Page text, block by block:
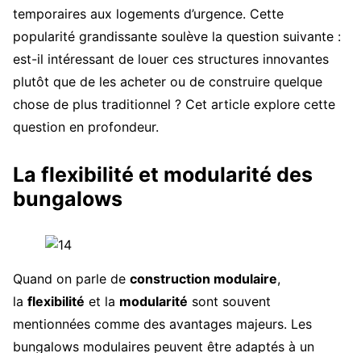
temporaires aux logements d’urgence. Cette
popularité grandissante soulève la question suivante :
est-il intéressant de louer ces structures innovantes
plutôt que de les acheter ou de construire quelque
chose de plus traditionnel ? Cet article explore cette
question en profondeur.
La flexibilité et modularité des
bungalows
Quand on parle de construction modulaire,
la flexibilité et la modularité sont souvent
mentionnées comme des avantages majeurs. Les
bungalows modulaires peuvent être adaptés à un